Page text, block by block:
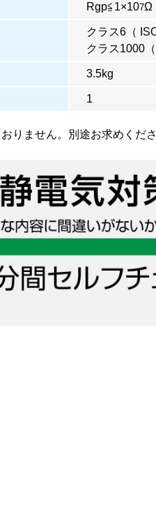
Rgp≦1×107Ω
クラス6（
クラス1000
3.5kg
1
りません。別途お求めくだ